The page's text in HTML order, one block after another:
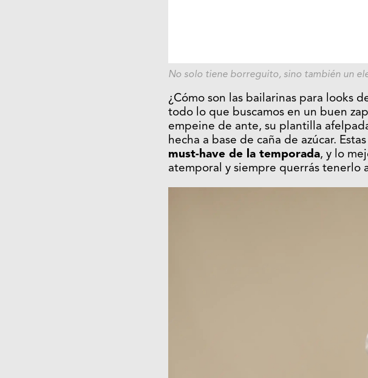
No solo tiene borreguito, sino también un
¿Cómo son las bailarinas para looks
todo lo que buscamos en un buen
empeine de ante, su plantilla
hecha a base de caña de azúcar.
must-have de la temporada, y lo
atemporal y siempre querrás tenerlo